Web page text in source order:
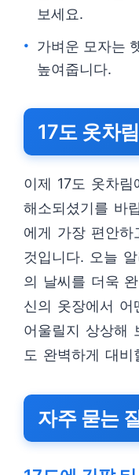
보세요.
가벼운 모자는
높여줍니다.
17도 옷차
이제 17도 옷차
해소되셨기를 바
에게 가장 편안하
것입니다. 오늘
의 날씨를 더욱
신의 옷장에서 어
어울릴지 상상해
도 완벽하게 대
자주 묻는